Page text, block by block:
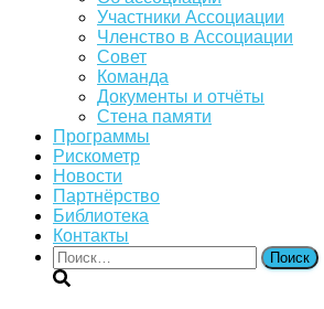
Участники Ассоциации
Членство в Ассоциации
Совет
Команда
Документы и отчёты
Стена памяти
Программы
Рискометр
Новости
Партнёрство
Библиотека
Контакты
Найти: